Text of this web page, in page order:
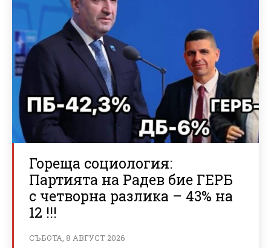
Гореща социология:
Партията на Радев бие ГЕРБ
с четворна разлика – 43% на
12 !!!
СЪБОТА, 8 АВГУСТ 2026